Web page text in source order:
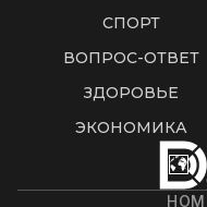
СПОРТ
ВОПРОС-ОТВЕТ
ЗДОРОВЬЕ
ЭКОНОМИКА